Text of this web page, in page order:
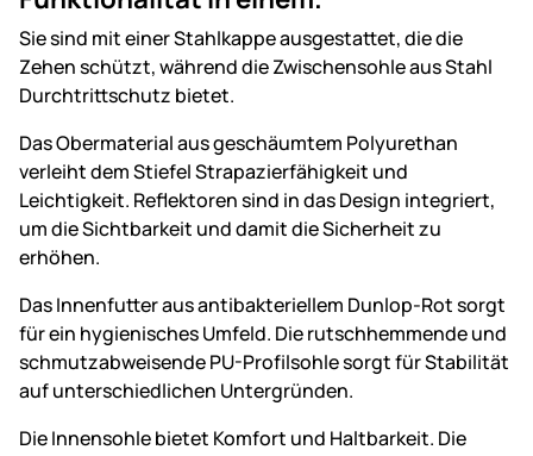
Sie sind mit einer Stahlkappe ausgestattet, die die
Zehen schützt, während die Zwischensohle aus Stahl
Durchtrittschutz bietet.
Das Obermaterial aus geschäumtem Polyurethan
verleiht dem Stiefel Strapazierfähigkeit und
Leichtigkeit. Reflektoren sind in das Design integriert,
um die Sichtbarkeit und damit die Sicherheit zu
erhöhen.
Das Innenfutter aus antibakteriellem Dunlop-Rot sorgt
für ein hygienisches Umfeld. Die rutschhemmende und
schmutzabweisende PU-Profilsohle sorgt für Stabilität
auf unterschiedlichen Untergründen.
Die Innensohle bietet Komfort und Haltbarkeit. Die